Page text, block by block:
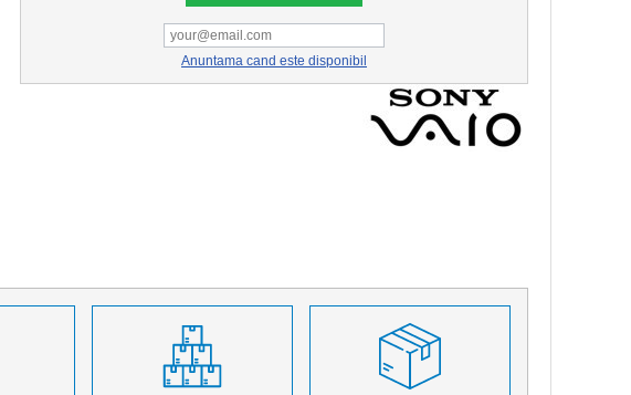
Anuntama cand este disponibil